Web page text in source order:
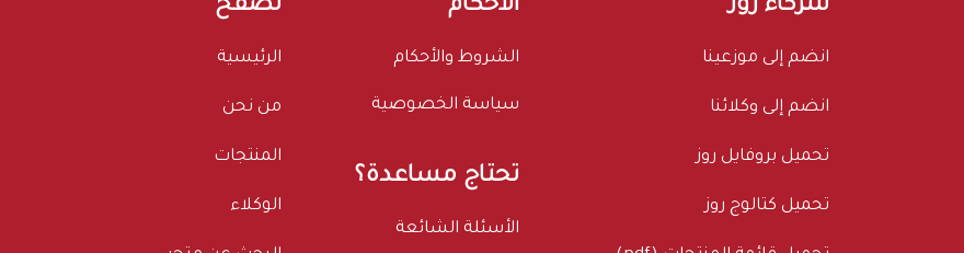
تصفح
الرئيسية
من نحن
المنتجات
الوكلاء
الأحكام
الشروط والأحكام
سياسة الخصوصية
تحتاج مساعدة؟
الأسئلة الشائعة
شركاء روز
انضم إلى موزعينا
انضم إلى وكلائنا
تحميل بروفايل روز
تحميل كتالوج روز